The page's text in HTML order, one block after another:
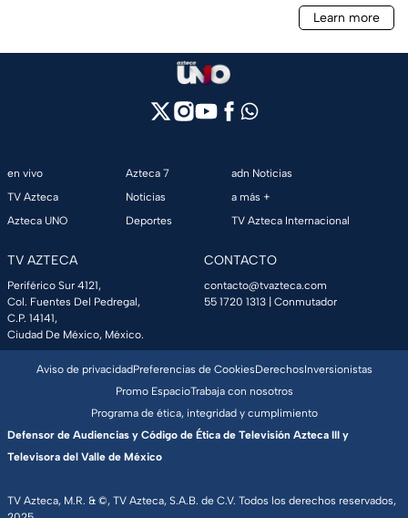
en vivo
TV Azteca
Azteca UNO
Azteca 7
Noticias
Deportes
adn Noticias
a más +
TV Azteca Internacional
TV AZTECA
Periférico Sur 4121,
Col. Fuentes Del Pedregal,
C.P. 14141,
Ciudad De México, México.
CONTACTO
contacto@tvazteca.com
55 1720 1313 | Conmutador
TV Azteca, M.R. & ©, TV Azteca, S.A.B. de C.V. Todos los derechos reservados,
Aviso de privacidadPreferencias de CookiesDerechosInversionistas
Promo EspacioTrabaja con nosotros
Programa de ética, integridad y cumplimiento
Defensor de Audiencias y Código de Ética de Televisión Azteca III y
Televisora del Valle de México